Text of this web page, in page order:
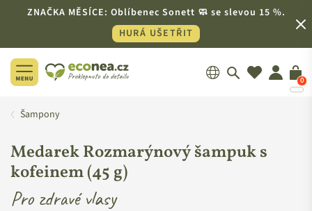
ZNAČKA MĚSÍCE: Oblíbenec Sonett 🧼 se slevou 15 %.
HURÁ UŠETŘIT
0
Šampony
Medarek Rozmarýnový šampuk s
kofeinem (45 g)
Pro zdravé vlasy